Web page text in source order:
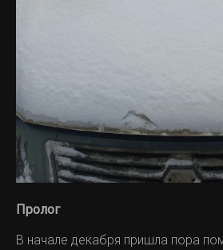
Пролог
В начале декабря пришла пора